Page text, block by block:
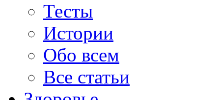
Тесты
Истории
Обо всем
Все статьи